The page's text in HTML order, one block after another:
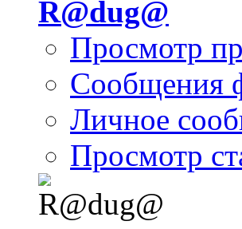
R@dug@
Просмотр
Сообщения
Личное
Просмотр